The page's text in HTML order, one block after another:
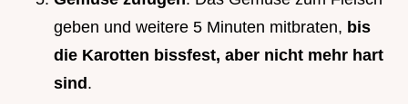
geben und weitere 5 Minuten mitbraten, bis
die Karotten bissfest, aber nicht mehr hart
sind .